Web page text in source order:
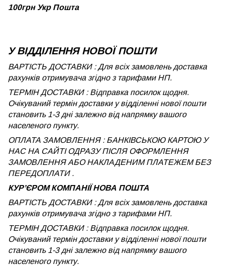
100грн Укр Пошта
У ВІДДІЛЕННЯ НОВОЇ ПОШТИ
ВАРТІСТЬ ДОСТАВКИ : Для всіх замовлень доставка
рахунків отримувача згідно з тарифами НП.
ТЕРМІН ДОСТАВКИ : Відправка посилок щодня.
Очікуваний термін доставки у відділенні нової пошти
становить 1-3 дні залежно від напрямку вашого
населеного пункту.
ОПЛАТА ЗАМОВЛЕННЯ : БАНКІВСЬКОЮ КАРТОЮ У
НАС НА САЙТІ ОДРАЗУ ПІСЛЯ ОФОРМЛЕННЯ
ЗАМОВЛЕННЯ АБО НАКЛАДЕНИМ ПЛАТЕЖЕМ БЕЗ
ПЕРЕДОПЛАТИ .
КУРʼЄРОМ КОМПАНІЇ НОВА ПОШТА
ВАРТІСТЬ ДОСТАВКИ : Для всіх замовлень доставка
рахунків отримувача згідно з тарифами НП.
ТЕРМІН ДОСТАВКИ : Відправка посилок щодня.
Очікуваний термін доставки у відділенні нової пошти
становить 1-3 дні залежно від напрямку вашого
населеного пункту.